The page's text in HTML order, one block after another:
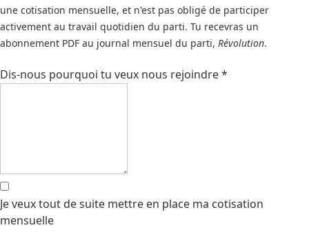
une cotisation mensuelle, et n'est pas obligé de participer
activement au travail quotidien du parti. Tu recevras un
abonnement PDF au journal mensuel du parti, Révolution.
Dis-nous pourquoi tu veux nous rejoindre*
Je veux tout de suite mettre en place ma cotisation
mensuelle